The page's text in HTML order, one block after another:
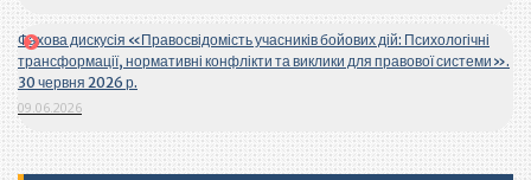
Фахова дискусія «Правосвідомість учасників бойових дій: Психологічні
трансформації, нормативні конфлікти та виклики для правової системи».
30 червня 2026 р.
09.06.2026